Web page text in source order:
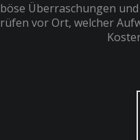
Überraschungen
vor Ort, welcher